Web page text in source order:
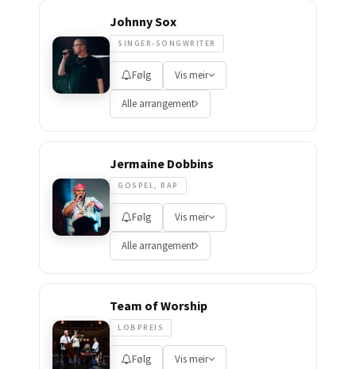
Johnny Sox
SINGER-SONGWRITER
Følg Vis meir
Alle arrangement
Jermaine Dobbins
GOSPEL, RAP
Følg Vis meir
Alle arrangement
Team of Worship
LOBPREIS
Følg Vis meir